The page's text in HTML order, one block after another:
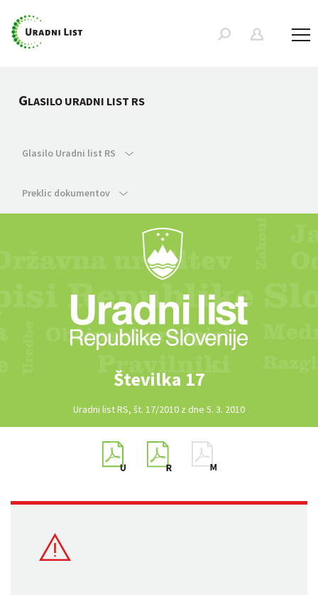
GLASILO URADNI LIST RS
Glasilo Uradni list RS
Preklic dokumentov
Številka 17
Uradni list RS, št. 17/2010 z dne 5. 3. 2010